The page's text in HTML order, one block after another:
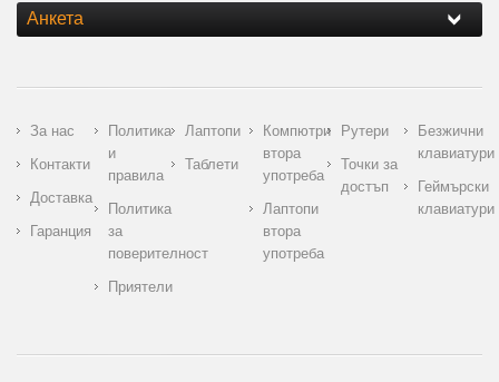
Анкета
За нас
Контакти
Доставка
Гаранция
Политика
и
правила
Политика
за
поверителност
Приятели
Лаптопи
Таблети
Компютри
втора
употреба
Лаптопи
втора
употреба
Рутери
Точки за
достъп
Безжични
клавиатури
Геймърски
клавиатури